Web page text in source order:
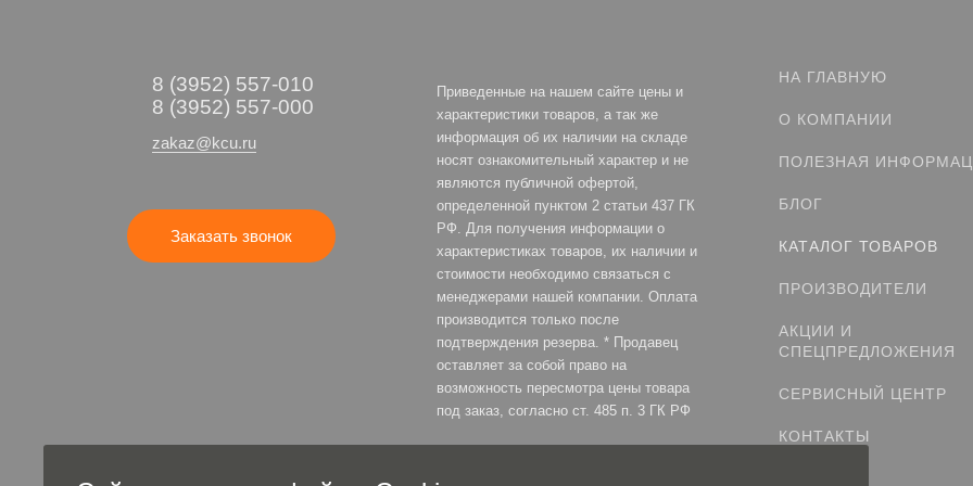
8 (3952) 557-010
8 (3952) 557-000
zakaz@kcu.ru
Заказать звонок
Приведенные на нашем сайте цены и
характеристики товаров, а так же
информация об их наличии на складе
носят ознакомительный характер и не
являются публичной офертой,
определенной пунктом 2 статьи 437 ГК
РФ. Для получения информации о
характеристиках товаров, их наличии и
стоимости необходимо связаться с
менеджерами нашей компании. Оплата
производится только после
подтверждения резерва. * Продавец
оставляет за собой право на
возможность пересмотра цены товара
под заказ, согласно ст. 485 п. 3 ГК РФ
НА ГЛАВНУЮ
О КОМПАНИИ
ПОЛЕЗНАЯ
БЛОГ
КАТАЛОГ ТОВАРОВ
ПРОИЗВОДИТЕЛИ
АКЦИИ И
СПЕЦПРЕДЛОЖЕНИЯ
СЕРВИСНЫЙ ЦЕНТР
КОНТАКТЫ